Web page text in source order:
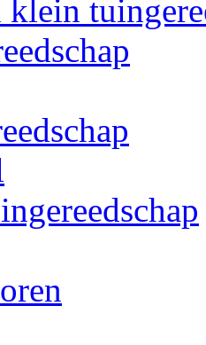
klein